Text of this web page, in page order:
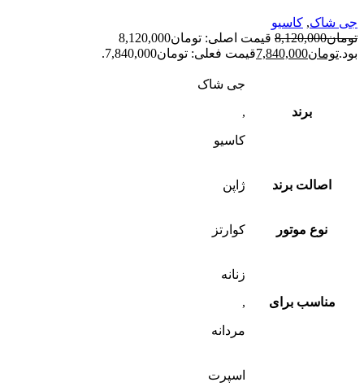
جی شاک, کاسیو
تومان8,120,000
قیمت اصلی: تومان8,120,000
بود.تومان7,840,000قیمت فعلی: تومان7,840,000.
برند
جی شاک
,
کاسیو
اصالت برند ژاپن
نوع موتور کوارتز
مناسب برای
زنانه
,
مردانه
اسپرت